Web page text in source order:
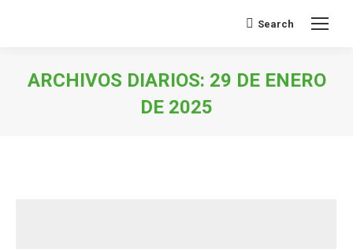
Buscar:
Search
ARCHIVOS DIARIOS: 29 DE ENERO
DE 2025